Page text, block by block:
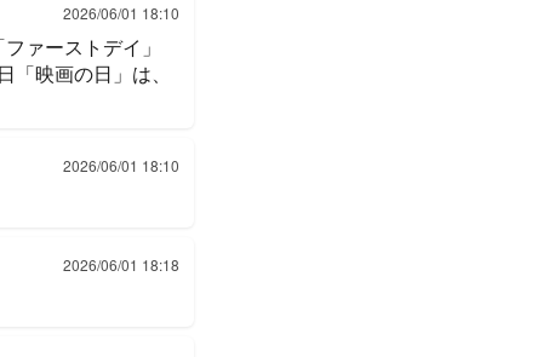
2026/06/01 18:10
ァーストデイ」
映画の日」は、
2026/06/01 18:10
2026/06/01 18:18